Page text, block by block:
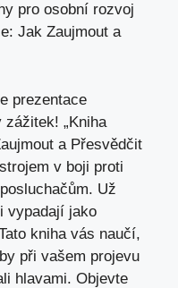
pro osobní rozvoj
Jak Zaujmout a
prezentace
zážitek! „Kniha
a Přesvědčit
v boji proti
Už
vypadají jako
kniha vás naučí,
při vašem projevu
hlavami. Objevte